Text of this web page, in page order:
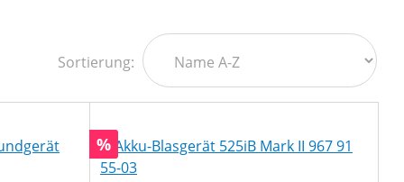
Sortierung:
Rabatt
%